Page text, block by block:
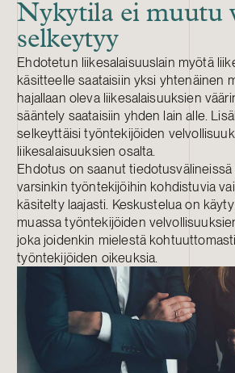
Nykytila ei muutu
selkeytyy
Ehdotetun liikesalaisuuslain myötä
käsitteelle saataisiin yksi yhtenäinen
hajallaan oleva liikesalaisuuksien
sääntely saataisiin yhden lain alle.
selkeyttäisi työntekijöiden
liikesalaisuuksien osalta.
Ehdotus on saanut tiedotusvälineissä
varsinkin työntekijöihin kohdistuvia
käsitelty laajasti. Keskustelua on
muassa työntekijöiden
joka joidenkin mielestä
työntekijöiden oikeuksia.